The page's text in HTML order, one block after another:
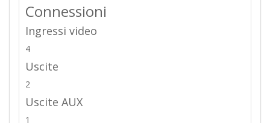
Connessioni
Ingressi video
4
Uscite
2
Uscite AUX
1